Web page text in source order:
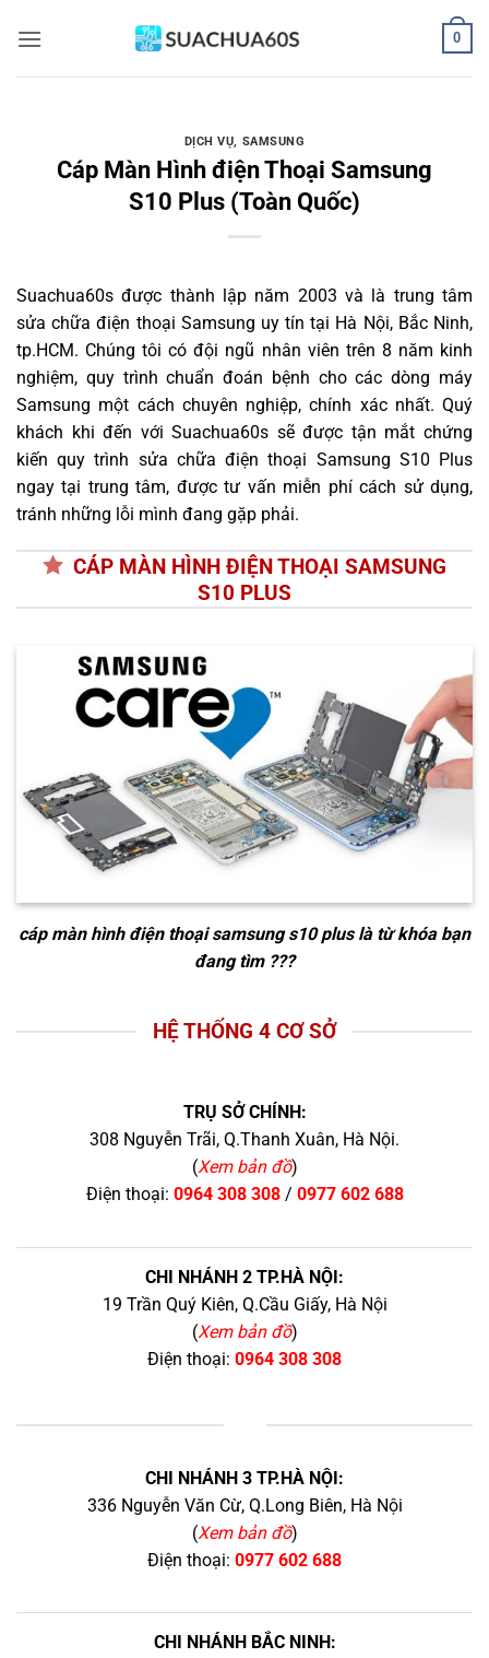
qua
0
DỊCH VỤ, SAMSUNG
Cáp Màn Hình điện Thoại Samsung
S10 Plus (Toàn Quốc)
Suachua60s được thành lập năm 2003 và là trung tâm
sửa chữa điện thoại Samsung uy tín tại Hà Nội, Bắc Ninh,
tp.HCM. Chúng tôi có đội ngũ nhân viên trên 8 năm kinh
nghiệm, quy trình chuẩn đoán bệnh cho các dòng máy
Samsung một cách chuyên nghiệp, chính xác nhất. Quý
khách khi đến với Suachua60s sẽ được tận mắt chứng
kiến quy trình sửa chữa điện thoại Samsung S10 Plus
ngay tại trung tâm, được tư vấn miễn phí cách sử dụng,
tránh những lỗi mình đang gặp phải.
CÁP MÀN HÌNH ĐIỆN THOẠI SAMSUNG
S10 PLUS
cáp màn hình điện thoại samsung s10 pluslà từ khóa bạn
đang tìm ???
HỆ THỐNG 4 CƠ SỞ
TRỤ SỞ CHÍNH:
308 Nguyễn Trãi, Q.Thanh Xuân, Hà Nội.
(Xem bản đồ)
Điện thoại: 0964 308 308/ 0977 602 688
CHI NHÁNH 2 TP.HÀ NỘI:
19 Trần Quý Kiên, Q.Cầu Giấy, Hà Nội
(Xem bản đồ)
Điện thoại: 0964 308 308
CHI NHÁNH 3 TP.HÀ NỘI:
336 Nguyễn Văn Cừ, Q.Long Biên, Hà Nội
(Xem bản đồ)
Điện thoại: 0977 602 688
CHI NHÁNH BẮC NINH: